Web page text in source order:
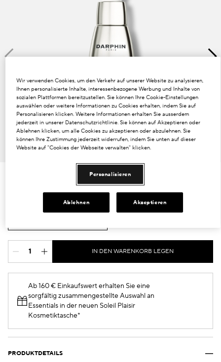
Dunkle Flecken und ungleichmäßiger Hautton
Tint Terne
30 ml
IN DEN WARENKORB LEGEN
Ab 160 € Einkaufswert erhalten Sie eine
sorgfältig zusammengestellte Auswahl an
Essentials in der neuen Soleil Plaisir
Kosmetiktasche*
PRODUKTDETAILS
Wir verwenden Cookies, um den Verkehr auf unserer Website zu analysieren,
Ihnen personalisierte Inhalte, interessenbezogene Werbung und Inhalte von
sozialen Plattformen bereitzustellen. Sie können Ihre Cookie-Einstellungen
auswählen oder weitere Informationen zu Cookies erhalten, indem Sie auf
Personalisieren klicken. Weitere Informationen erhalten Sie ausserdem
jederzeit in unserer Datenschutzrichtlinie. Sie können auf Akzeptieren oder
Ablehnen klicken, um alle Cookies zu akzeptieren oder abzulehnen. Sie
können Ihre Zustimmung jederzeit widerrufen, indem Sie unten auf dieser
Website auf "Cookies der Webseite verwalten" klicken.
Personalisieren
Ablehnen Akzeptieren